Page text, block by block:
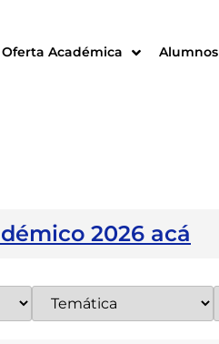
Oferta Académica Alumnos
2026 acá